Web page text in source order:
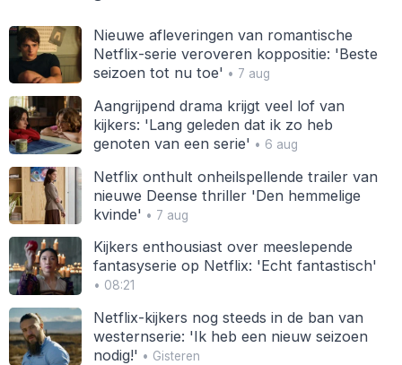
Nieuwe afleveringen van romantische
Netflix-serie veroveren koppositie: 'Beste
seizoen tot nu toe' • 7 aug
Aangrijpend drama krijgt veel lof van
kijkers: 'Lang geleden dat ik zo heb
genoten van een serie' • 6 aug
Netflix onthult onheilspellende trailer van
nieuwe Deense thriller 'Den hemmelige
kvinde' • 7 aug
Kijkers enthousiast over meeslepende
fantasyserie op Netflix: 'Echt fantastisch'
• 08:21
Netflix-kijkers nog steeds in de ban van
westernserie: 'Ik heb een nieuw seizoen
nodig!' • Gisteren